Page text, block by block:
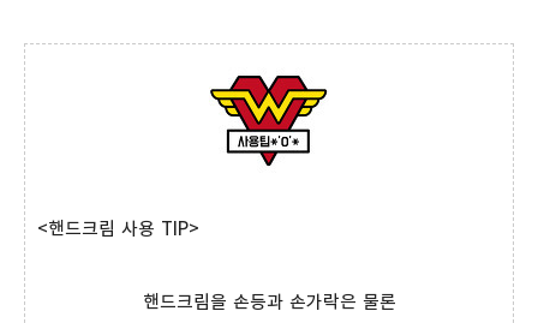
<핸드크림 사용 TIP>
핸드크림을 손등과 손가락은 물론